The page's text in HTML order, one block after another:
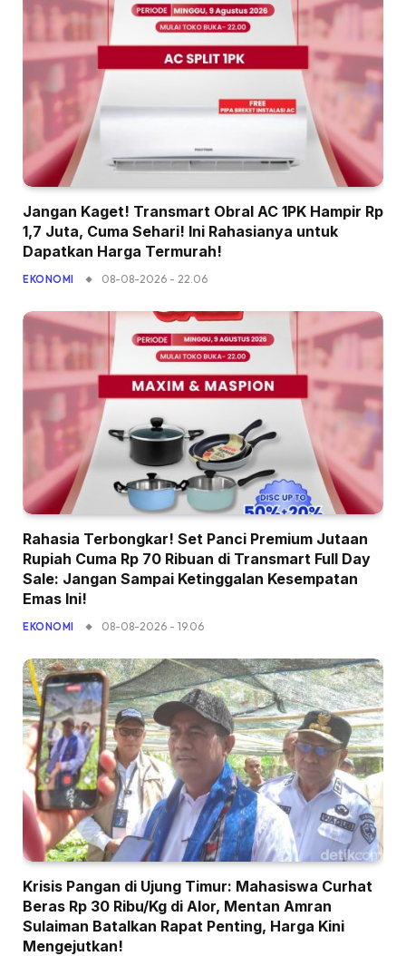
Jangan Kaget! Transmart Obral AC 1PK Hampir Rp
1,7 Juta, Cuma Sehari! Ini Rahasianya untuk
Dapatkan Harga Termurah!
EKONOMI 08-08-2026 - 22.06
Rahasia Terbongkar! Set Panci Premium Jutaan
Rupiah Cuma Rp 70 Ribuan di Transmart Full Day
Sale: Jangan Sampai Ketinggalan Kesempatan
Emas Ini!
EKONOMI 08-08-2026 - 19.06
Krisis Pangan di Ujung Timur: Mahasiswa Curhat
Beras Rp 30 Ribu/Kg di Alor, Mentan Amran
Sulaiman Batalkan Rapat Penting, Harga Kini
Mengejutkan!